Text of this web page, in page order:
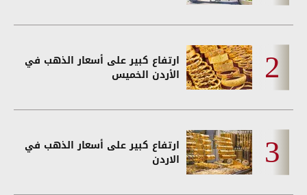
ارتفاع كبير على أسعار الذهب في
الأردن الخميس
ارتفاع كبير على أسعار الذهب في
الاردن